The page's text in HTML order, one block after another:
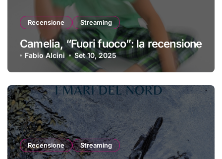
Recensione Streaming
Camelia, “Fuori fuoco”: la recensione
Fabio Alcini Set 10, 2025
Recensione Streaming